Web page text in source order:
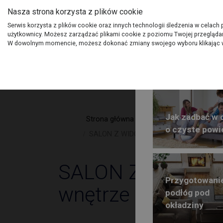
Produkty
O Grupie PSB
Strona główna Głos PSB
SALON Z WIDOKIEM NA ZIELEŃ Jak
SALON Z
wnętrze domu z
Jak zadbać w
o czyste
podłóg pod
okładziny
Nasza strona korzysta z plików cookie
Serwis korzysta z plików cookie oraz innych technologii śledzenia w
użytkownicy. Możesz zarządzać plikami cookie z poziomu Twojej
W dowolnym momencie, możesz dokonać zmiany swojego wyboru klikając